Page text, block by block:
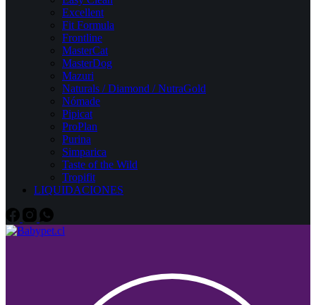
Excellent
Fit Formula
Frontline
MasterCat
MasterDog
Mazuri
Naturals / Diamond / NutraGold
Nómade
Pipicat
ProPlan
Purina
Simparica
Taste of the Wild
Tropifit
LIQUIDACIONES